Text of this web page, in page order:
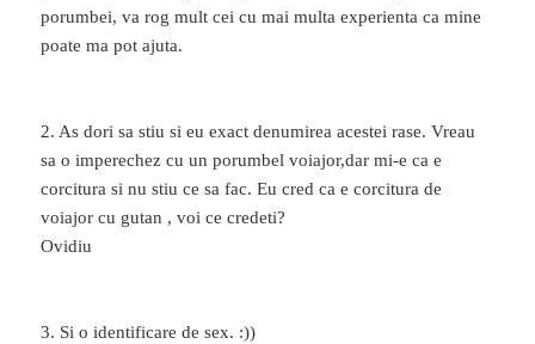
porumbei, va rog mult cei cu mai multa experienta ca mine
poate ma pot ajuta.
2. As dori sa stiu si eu exact denumirea acestei rase. Vreau
sa o imperechez cu un porumbel voiajor,dar mi-e ca e
corcitura si nu stiu ce sa fac. Eu cred ca e corcitura de
voiajor cu gutan , voi ce credeti?
Ovidiu
3. Si o identificare de sex. :))